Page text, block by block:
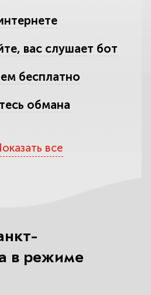
вас слушает бот
бесплатно
обмана
одному критерию
все
в режиме